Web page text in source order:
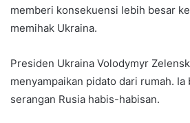
memberi konsekuensi lebih besar
memihak Ukraina.
Presiden Ukraina Volodymyr
menyampaikan pidato dari rumah.
serangan Rusia habis-habisan.